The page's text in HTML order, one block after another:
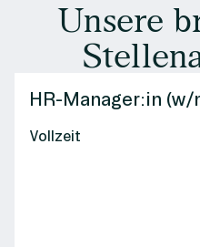
Unsere
HR-Manager:in (w/
Vollzeit